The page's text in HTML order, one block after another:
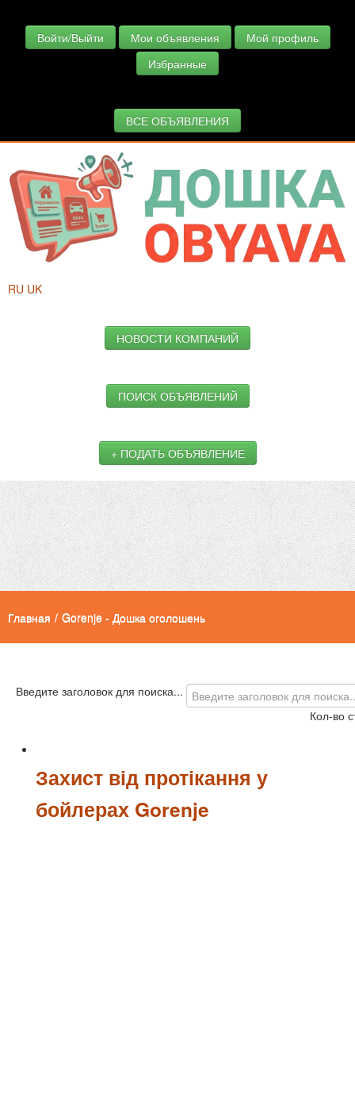
Войти/Выйти Мои объявления
Мой профиль
Избранные
ВСЕ ОБЪЯВЛЕНИЯ
RU UK
НОВОСТИ КОМПАНИЙ
ПОИСК ОБЪЯВЛЕНИЙ
+ ПОДАТЬ ОБЪЯВЛЕНИЕ
Главная / Gorenje - Дошка оголошень
Введите заголовок для поиска...
Кол-во
Захист від протікання у
бойлерах Gorenje